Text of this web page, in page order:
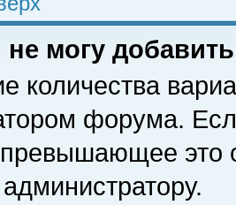
могу
количества
форума.
это